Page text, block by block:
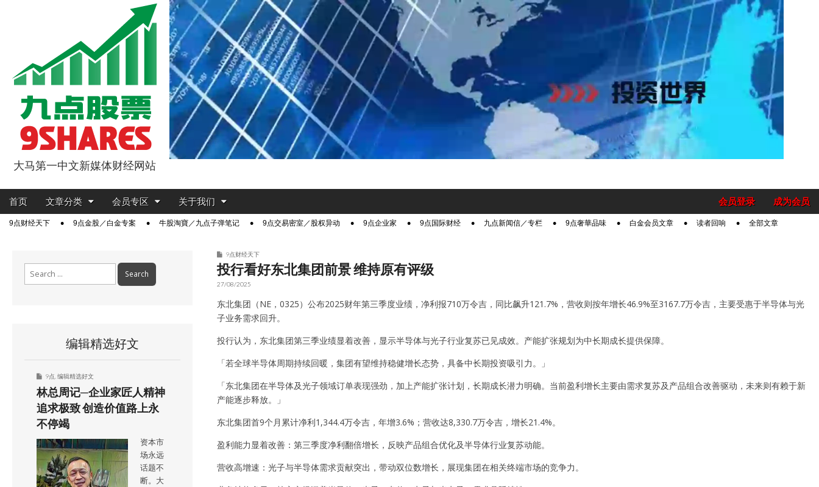
9点股票
大马第一中文新媒体财经网站
Main
Skip
content
首页 文章分类 会员专区 关于我们 成为会员
会员登录
Sub9点财经天下 9点金股／白金专案 牛股淘寶／九点子弹笔记 9点交易密室／股权异动 9点企业家 9点国际财经 九点新闻信／专栏 9点奢華品味 白金会员文章 读者回响 全部文章
9点财经天下
投行看好东北集团前景 维持原有评级
27/08/2025
东北集团（NE，0325）公布2025财年第三季度业绩，净利报710万令吉，同比飙升121.7%，营收则按年增长46.9%至3167.7万令吉，主要受惠于半导体与光
子业务需求回升。
投行认为，东北集团第三季业绩显着改善，显示半导体与光子行业复苏已见成效。产能扩张规划为中长期成长提供保障。
「若全球半导体周期持续回暖，集团有望维持稳健增长态势，具备中长期投资吸引力。」
「东北集团在半导体及光子领域订单表现强劲，加上产能扩张计划，长期成长潜力明确。当前盈利增长主要由需求复苏及产品组合改善驱动，未来则有赖于新
产能逐步释放。」
东北集团首9个月累计净利1,344.4万令吉，年增3.6%；营收达8,330.7万令吉，增长21.4%。
盈利能力显着改善：第三季度净利翻倍增长，反映产品组合优化及半导体行业复苏动能。
营收高增速：光子与半导体需求贡献突出，带动双位数增长，展现集团在相关终端市场的竞争力。
编辑精选好文
9点 编辑精选好文
林总周记─企业家匠人精神
追求极致 创造价值路上永
不停竭
资本市
场永远
话题不
断。大